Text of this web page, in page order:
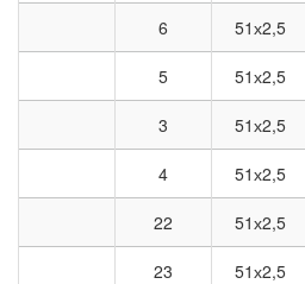
6 51х2,5
5 51х2,5
3 51х2,5
4 51х2,5
22 51х2,5
23 51х2,5